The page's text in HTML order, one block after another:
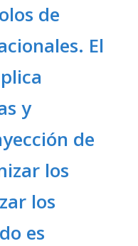
de
El
y
de
los
los
es